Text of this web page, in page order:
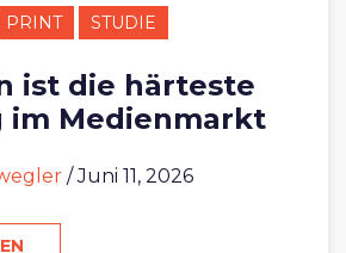
PRINT STUDIE
ist die härteste
im Medienmarkt
/ Juni 11, 2026